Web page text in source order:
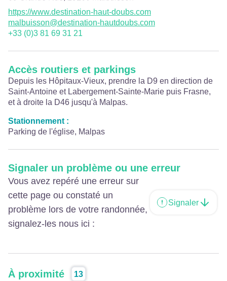
https://www.destination-haut-doubs.com
malbuisson@destination-hautdoubs.com
+33 (0)3 81 69 31 21
Accès routiers et parkings
Depuis les Hôpitaux-Vieux, prendre la D9 en direction de
Saint-Antoine et Labergement-Sainte-Marie puis Frasne,
et à droite la D46 jusqu'à Malpas.
Stationnement :
Parking de l'église, Malpas
Signaler un problème ou une erreur
Vous avez repéré une erreur sur
cette page ou constaté un
problème lors de votre randonnée,
signalez-les nous ici :
Signaler
À proximité 13